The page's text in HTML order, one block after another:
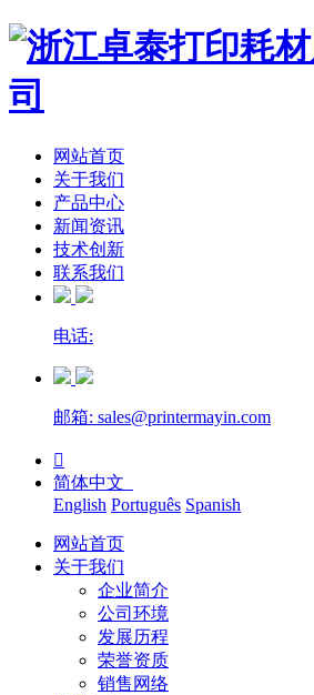
网站首页
关于我们
产品中心
新闻资讯
技术创新
联系我们
电话:
邮箱: sales@printermayin.com

简体中文
English Português Spanish
网站首页
关于我们
企业简介
公司环境
发展历程
荣誉资质
销售网络